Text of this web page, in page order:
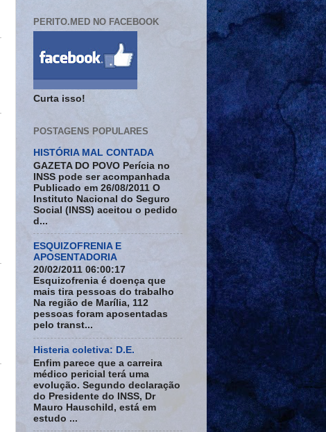
PERITO.MED NO FACEBOOK
Curta isso!
POSTAGENS POPULARES
HISTÓRIA MAL CONTADA
GAZETA DO POVO Perícia no
INSS pode ser acompanhada
Publicado em 26/08/2011 O
Instituto Nacional do Seguro
Social (INSS) aceitou o pedido
d...
ESQUIZOFRENIA E
APOSENTADORIA
20/02/2011 06:00:17
Esquizofrenia é doença que
mais tira pessoas do trabalho
Na região de Marília, 112
pessoas foram aposentadas
pelo transt...
Histeria coletiva: D.E.
Enfim parece que a carreira
médico pericial terá uma
evolução. Segundo declaração
do Presidente do INSS, Dr
Mauro Hauschild, está em
estudo ...